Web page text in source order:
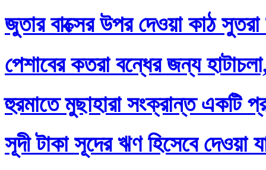
জুতার বাক্সের উপর দেওয়া কাঠ সুতরা
পেশাবের কতরা বন্ধের জন্য
হুরমাতে মুছাহারা সংক্রান্ত একটি
সূদী টাকা সূদের ঋণ হিসেবে দেওয়া